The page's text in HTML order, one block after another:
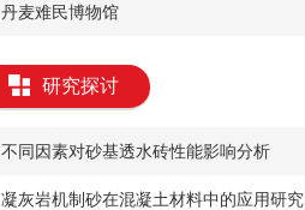
丹麦难民博物馆
研究探讨
​不同因素对砂基透水砖性能影响分析
凝灰岩机制砂在混凝土材料中的应用研究